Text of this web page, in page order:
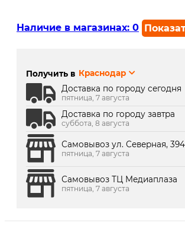
Наличие в магазинах: 0
г. Краснодар, ТК Медиаплаза:
Получить в Краснодар
Доставка по городу сегодня
пятница, 7 августа
Доставка по городу завтра
суббота, 8 августа
Самовывоз ул. Северная, 394
пятница, 7 августа
Самовывоз ТЦ Медиаплаза
пятница, 7 августа